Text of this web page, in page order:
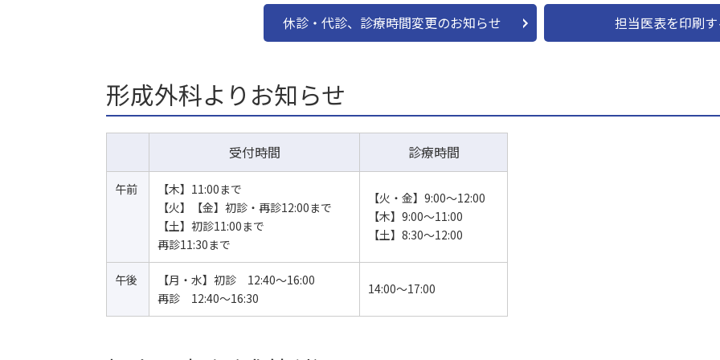
休診・代診、診療時間変更のお知らせ 担当医表を印刷
形成外科よりお知らせ
受付時間 診療時間
午前
【木】11:00まで
【火】【金】初診・再診12:00まで
【土】初診11:00まで
再診11:30まで
【火・金】9:00～12:00
【木】9:00～11:00
【土】8:30～12:00
午後
【月・水】初診 12:40〜16:00
再診 12:40～16:30
14:00〜17:00